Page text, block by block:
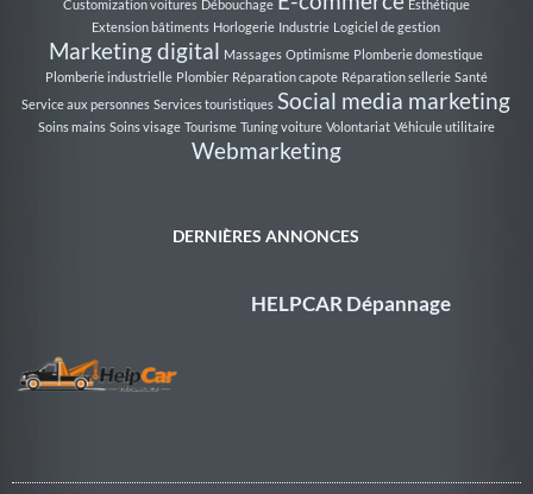
Customization voitures Débouchage
Esthétique
Extension bâtiments Horlogerie Industrie Logiciel de gestion
Marketing digital Massages Optimisme Plomberie domestique
Plomberie industrielle Plombier Réparation capote Réparation sellerie Santé
Service aux personnes Services touristiques Social media marketing
Soins mains Soins visage Tourisme Tuning voiture Volontariat Véhicule utilitaire
Webmarketing
DERNIÈRES ANNONCES
HELPCAR Dépannage